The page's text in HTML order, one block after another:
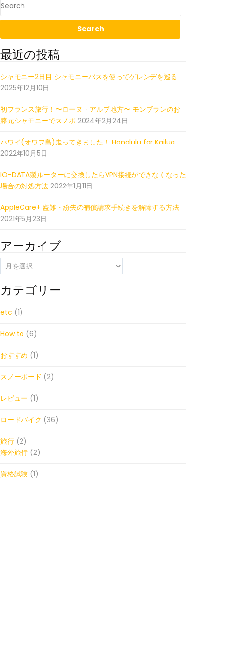
最近の投稿
シャモニー2日目 シャモニーバスを使ってゲレンデを巡る
2025年12月10日
初フランス旅行！〜ローヌ・アルプ地方〜 モンブランのお
膝元シャモニーでスノボ 2024年2月24日
ハワイ(オワフ島)走ってきました！ Honolulu for Kailua
2022年10月5日
IO-DATA製ルーターに交換したらVPN接続ができなくなった
場合の対処方法 2022年1月11日
AppleCare+ 盗難・紛失の補償請求手続きを解除する方法
2021年5月23日
アーカイブ
ー
カ
イ
ブ
カテゴリー
etc (1)
How to (6)
おすすめ (1)
スノーボード (2)
レビュー (1)
ロードバイク (36)
旅行 (2)
海外旅行 (2)
資格試験 (1)